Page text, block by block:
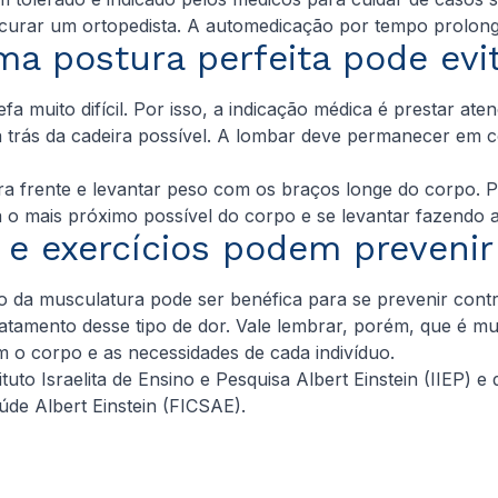
um ortopedista. A automedicação por tempo
postura perfeita pode
muito difícil. Por isso, a indicação médica é prestar
da cadeira possível. A lombar deve permanecer em
frente e levantar peso com os braços longe do corpo.
mais próximo possível do corpo e se levantar fazendo
exercícios podem
musculatura pode ser benéfica para se prevenir
desse tipo de dor. Vale lembrar, porém, que é
o corpo e as necessidades de cada indivíduo.
Israelita de Ensino e Pesquisa Albert Einstein (IIEP)
Albert Einstein (FICSAE).